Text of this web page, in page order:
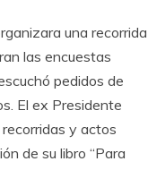
una recorrida
las encuestas
pedidos de
El ex Presidente
y actos
de su libro “Para